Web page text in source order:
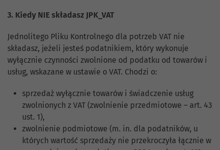
3. Kiedy NIE składasz JPK_VAT
Jednolitego Pliku Kontrolnego dla potrzeb VAT nie
składasz, jeżeli jesteś podatnikiem, który wykonuje
wyłącznie czynności zwolnione od podatku od towarów i
usług, wskazane w ustawie o VAT. Chodzi o:
sprzedaż wyłącznie towarów i świadczenie usług
zwolnionych z VAT (zwolnienie przedmiotowe – art. 43
ust. 1),
zwolnienie podmiotowe (m. in. dla podatników, u
których wartość sprzedaży nie przekroczyła łącznie w